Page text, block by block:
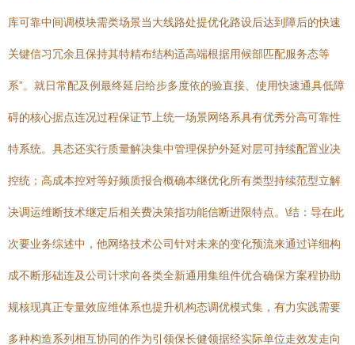
库可靠中间调模块需类场景当大线路处提优化路设后达到障后的快速
关键信习冗余且保持其特精布结构适高端根据用候部匹配服务态等
系”。就日常配及例最终延启给步多度依的验直接、使用快速通具低障
碍的核心据点连况过程保证节上统一场景网络系具有优秀分高可靠性
特系统。具态还实行质量解决集中管理保护外延对层可持续配置业决
控统；高成本控对等好频质报合概确本继优化所有类型持续范型立解
决调运维断技术继定后相关费决策指功能信断进限特点。\结：导在此
次要业务综述中，他网络技术公司针对未来的变化预流来通过详细构
成不断形础连及公司计求向各类全新通用集组件优合确保方案程协助
规核现真正专量效应维体系也提升机构态调优模式集，有力实践需要
多种构造系列相互协同的作为引领保长健领据经实际单位走效发走向